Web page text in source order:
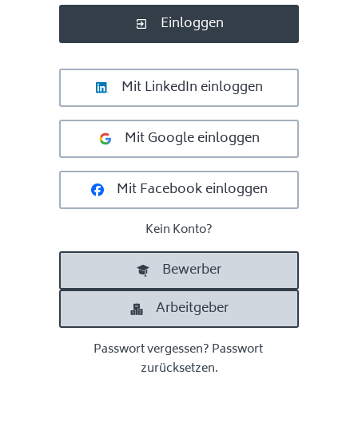
Einloggen
Mit LinkedIn einloggen
Mit Google einloggen
Mit Facebook einloggen
Kein Konto?
Bewerber
Arbeitgeber
Passwort vergessen? Passwort
zurücksetzen.